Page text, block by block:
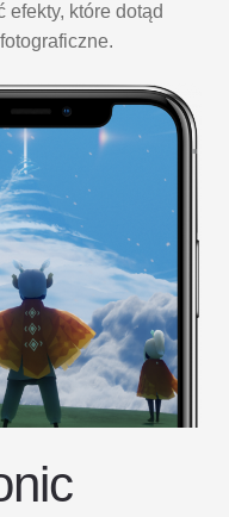
efekty, które dotąd